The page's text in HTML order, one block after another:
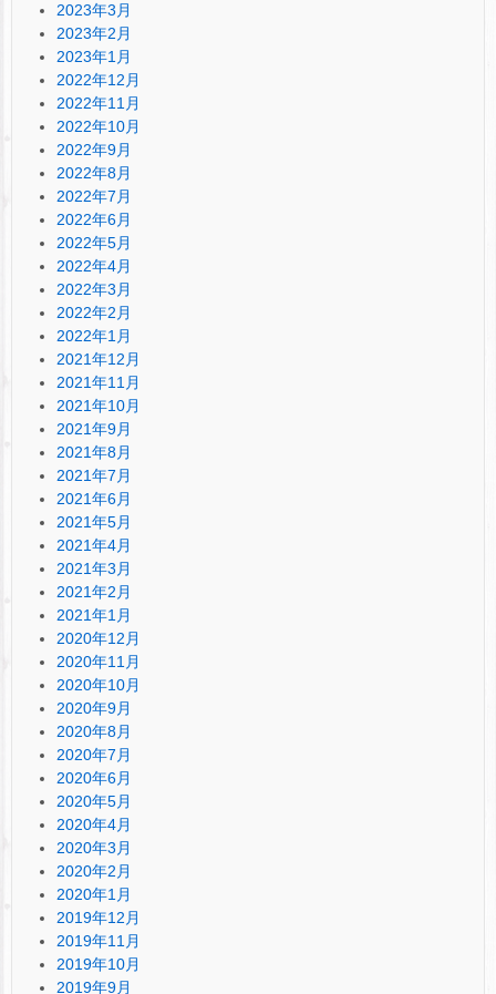
2023年3月
2023年2月
2023年1月
2022年12月
2022年11月
2022年10月
2022年9月
2022年8月
2022年7月
2022年6月
2022年5月
2022年4月
2022年3月
2022年2月
2022年1月
2021年12月
2021年11月
2021年10月
2021年9月
2021年8月
2021年7月
2021年6月
2021年5月
2021年4月
2021年3月
2021年2月
2021年1月
2020年12月
2020年11月
2020年10月
2020年9月
2020年8月
2020年7月
2020年6月
2020年5月
2020年4月
2020年3月
2020年2月
2020年1月
2019年12月
2019年11月
2019年10月
2019年9月